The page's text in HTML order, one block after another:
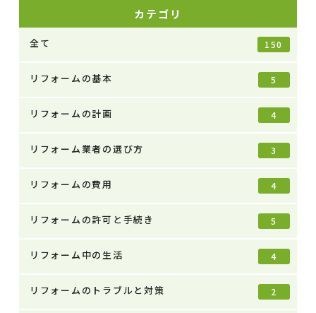
カテゴリ
全て 150
リフォームの基本 5
リフォームの計画 4
リフォーム業者の選び方 3
リフォームの費用 4
リフォームの許可と手続き 5
リフォーム中の生活 4
リフォームのトラブルと対策 2